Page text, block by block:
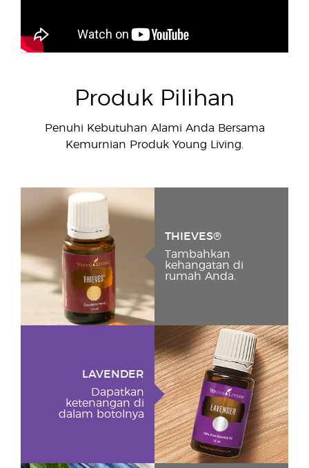
Produk Pilihan
Penuhi Kebutuhan Alami Anda Bersama
Kemurnian Produk Young Living.
THIEVES®
Tambahkan
kehangatan di
rumah Anda.
LAVENDER
Dapatkan
ketenangan di
dalam botolnya